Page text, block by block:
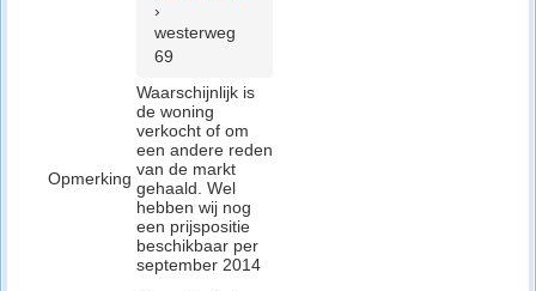
›
westerweg
69
Opmerking
Waarschijnlijk is
de woning
verkocht of om
een andere reden
van de markt
gehaald. Wel
hebben wij nog
een prijspositie
beschikbaar per
september 2014